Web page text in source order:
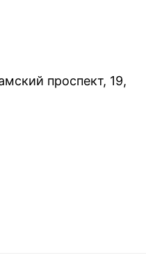
проспект, 19,